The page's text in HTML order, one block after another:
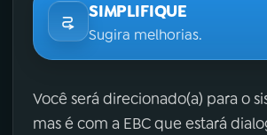
SIMPLIFIQUE
Sugira melhorias.
Você será direcionado(a) para o
mas é com a EBC que estará